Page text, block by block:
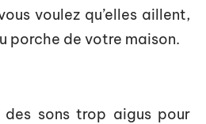
voulez qu’elles aillent,
porche de votre maison.
des sons trop aigus pour